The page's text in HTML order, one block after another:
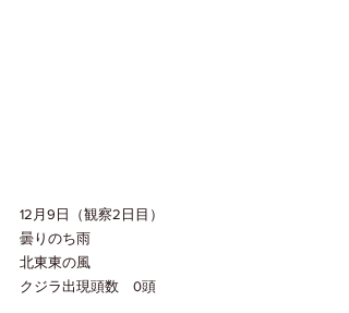
12月9日（観察2日目）
曇りのち雨
北東東の風
クジラ出現頭数　0頭